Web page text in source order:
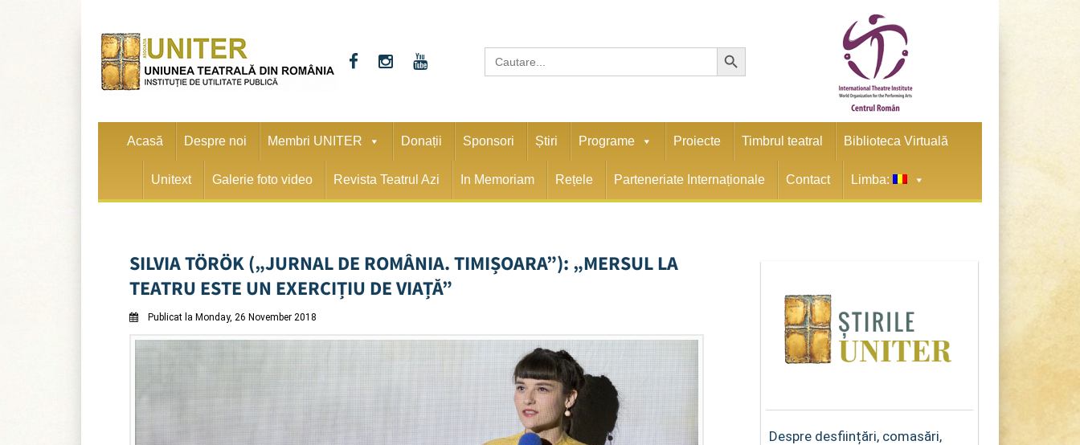
Search
for:
Search Button
Acasă Despre noi Membri UNITER Donații Sponsori Știri Programe Proiecte Timbrul teatral Biblioteca Virtuală
Unitext Galerie foto video Revista Teatrul Azi In Memoriam Rețele Parteneriate Internaționale Contact Limba:
SILVIA TÖRÖK („JURNAL DE ROMÂNIA. TIMIȘOARA”): „MERSUL LA
TEATRU ESTE UN EXERCIȚIU DE VIAȚĂ”
Publicat la Monday, 26 November 2018
Despre desființări, comasări,